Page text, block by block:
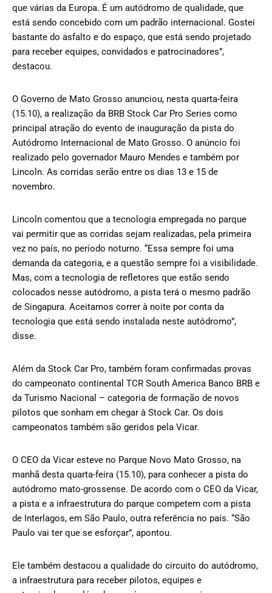
que várias da Europa. É um autódromo de qualidade, que
está sendo concebido com um padrão internacional. Gostei
bastante do asfalto e do espaço, que está sendo projetado
para receber equipes, convidados e patrocinadores”,
destacou.
O Governo de Mato Grosso anunciou, nesta quarta-feira
(15.10), a realização da BRB Stock Car Pro Series como
principal atração do evento de inauguração da pista do
Autódromo Internacional de Mato Grosso. O anúncio foi
realizado pelo governador Mauro Mendes e também por
Lincoln. As corridas serão entre os dias 13 e 15 de
novembro.
Lincoln comentou que a tecnologia empregada no parque
vai permitir que as corridas sejam realizadas, pela primeira
vez no país, no período noturno. “Essa sempre foi uma
demanda da categoria, e a questão sempre foi a visibilidade.
Mas, com a tecnologia de refletores que estão sendo
colocados nesse autódromo, a pista terá o mesmo padrão
de Singapura. Aceitamos correr à noite por conta da
tecnologia que está sendo instalada neste autódromo”,
disse.
Além da Stock Car Pro, também foram confirmadas provas
do campeonato continental TCR South America Banco BRB e
da Turismo Nacional – categoria de formação de novos
pilotos que sonham em chegar à Stock Car. Os dois
campeonatos também são geridos pela Vicar.
O CEO da Vicar esteve no Parque Novo Mato Grosso, na
manhã desta quarta-feira (15.10), para conhecer a pista do
autódromo mato-grossense. De acordo com o CEO da Vicar,
a pista e a infraestrutura do parque competem com a pista
de Interlagos, em São Paulo, outra referência no país. “São
Paulo vai ter que se esforçar”, apontou.
Ele também destacou a qualidade do circuito do autódromo,
a infraestrutura para receber pilotos, equipes e